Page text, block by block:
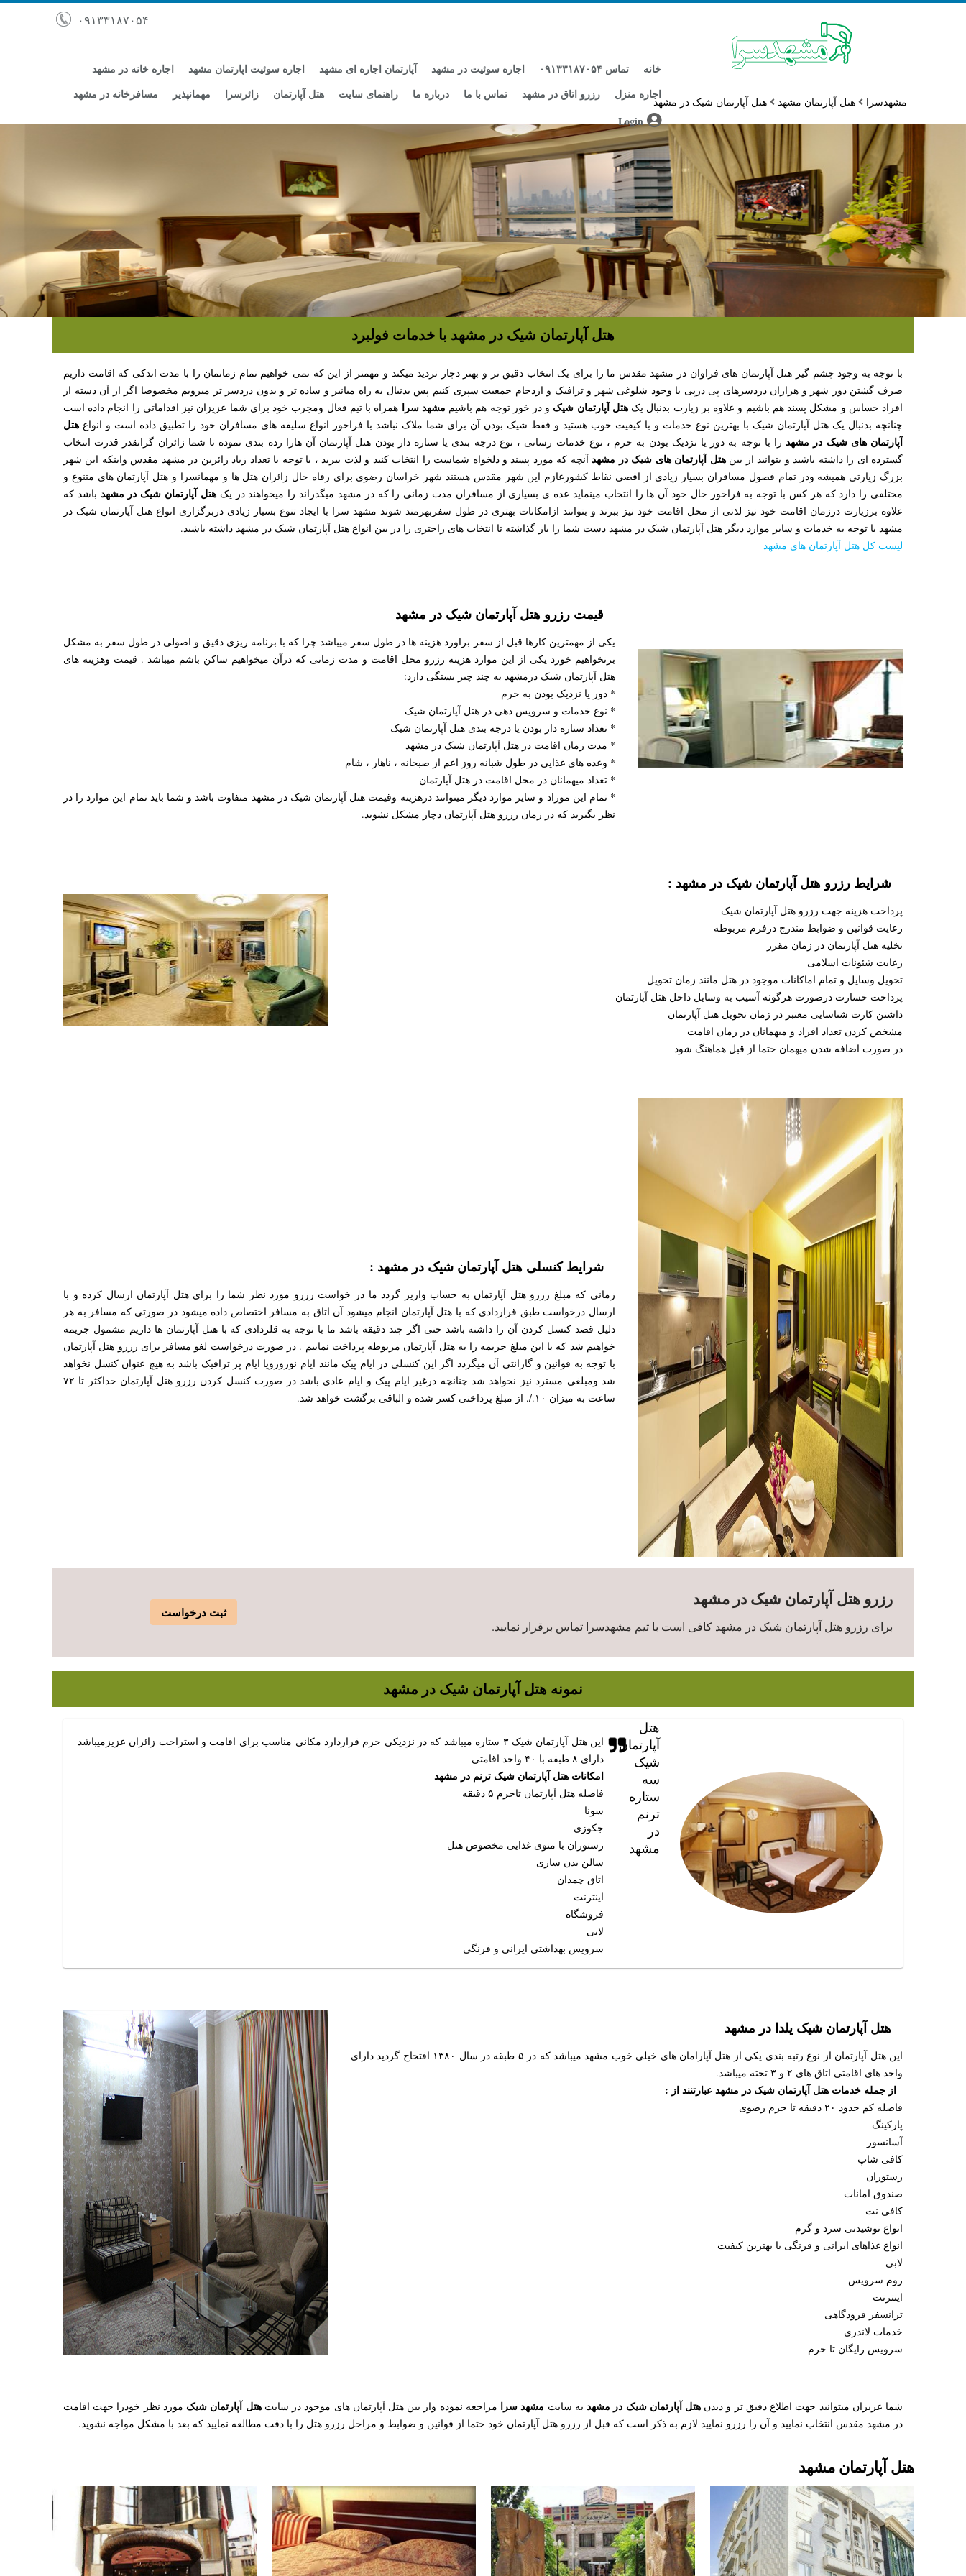
۰۹۱۳۳۱۸۷۰۵۴
خانه تماس ۰۹۱۳۳۱۸۷۰۵۴ اجاره سوئیت در مشهد آپارتمان اجاره ای مشهد اجاره سوئیت اپارتمان مشهد
اجاره خانه در مشهد
اجاره منزل
رزرو اتاق در مشهد تماس با ما درباره ما راهنمای سایت هتل آپارتمان زائرسرا مهمانپذیر
مسافرخانه در مشهد
Login
مشهدسرا هتل آپارتمان مشهد هتل آپارتمان شیک در مشهد
هتل آپارتمان شیک در مشهد با خدمات فولبرد
با توجه به وجود چشم گیر هتل آپارتمان های فراوان در مشهد مقدس ما را برای یک انتخاب دقیق تر و بهتر دچار تردید میکند و مهمتر از این که نمی خواهیم تمام زمانمان را با مدت اندکی که اقامت داریم
صرف گشتن دور شهر و هزاران دردسرهای پی درپی با وجود شلوغی شهر و ترافیک و ازدحام جمعیت سپری کنیم پس بدنبال یه راه میانبر و ساده تر و بدون دردسر تر میرویم مخصوصا اگر از آن دسته از
افراد حساس و مشکل پسند هم باشیم و علاوه بر زیارت بدنبال یکهتل آپارتمان شیک و در خور توجه هم باشیم مشهد سرا همراه با تیم فعال ومجرب خود برای شما عزیزان نیز اقداماتی را انجام داده است
چنانچه بدنبال یک هتل آپارتمان شیک با بهترین نوع خدمات و با کیفیت خوب هستید و فقط شیک بودن آن برای شما ملاک نباشد با فراخور انواع سلیقه های مسافران خود را تطبیق داده است و انواع هتل
آپارتمان های شیک در مشهد را با توجه به دور یا نزدیک بودن به حرم ، نوع خدمات رسانی ، نوع درجه بندی یا ستاره دار بودن هتل آپارتمان آن هارا رده بندی نموده تا شما زائران گرانقدر قدرت انتخاب
گسترده ای را داشته باشید و بتوانید از بینهتل آپارتمان های شیک در مشهدآنچه که مورد پسند و دلخواه شماست را انتخاب کنید و لذت ببرید ، با توجه با تعداد زیاد زائرین در مشهد مقدس واینکه این شهر
بزرگ زیارتی همیشه ودر تمام فصول مسافران بسیار زیادی از اقصی نقاط کشورعازم این شهر مقدس هستند شهر خراسان رضوی برای رفاه حال زائران هتل ها و مهمانسرا و هتل آپارتمان های متنوع و
مختلفی را دارد که هر کس با توجه به فراخور حال خود آن ها را انتخاب مینماید عده ی بسیاری از مسافران مدت زمانی را که در مشهد میگذراند را میخواهند در یکهتل آپارتمان شیک در مشهد باشد که
علاوه برزیارت درزمان اقامت خود نیز لذتی از محل اقامت خود نیز ببرند و بتوانند ازامکانات بهتری در طول سفربهرمند شوند مشهد سرا با ایجاد تنوع بسیار زیادی دربرگزاری انواع هتل آپارتمان شیک در
مشهد با توجه به خدمات و سایر موارد دیگر هتل آپارتمان شیک در مشهد دست شما را باز گذاشته تا انتخاب های راحتری را در بین انواع هتل آپارتمان شیک در مشهد داشته باشید.
لیست کل هتل آپارتمان های مشهد
قیمت رزرو هتل آپارتمان شیک در مشهد
یکی از مهمترین کارها قبل از سفر براورد هزینه ها در طول سفر میباشد چرا که با برنامه ریزی دقیق و اصولی در طول سفر به مشکل
برنخواهیم خورد یکی از این موارد هزینه رزرو محل اقامت و مدت زمانی که درآن میخواهیم ساکن باشم میباشد . قیمت وهزینه های
هتل آپارتمان شیک درمشهد به چند چیز بستگی دارد:
* دور یا نزدیک بودن به حرم
* نوع خدمات و سرویس دهی در هتل آپارتمان شیک
* تعداد ستاره دار بودن یا درجه بندی هتل آپارتمان شیک
* مدت زمان اقامت در هتل آپارتمان شیک در مشهد
* وعده های غذایی در طول شبانه روز اعم از صبحانه ، ناهار ، شام
* تعداد میهمانان در محل اقامت در هتل آپارتمان
* تمام این موراد و سایر موارد دیگر میتوانند درهزینه وقیمت هتل آپارتمان شیک در مشهد متفاوت باشد و شما باید تمام این موارد را در
نظر بگیرید که در زمان رزرو هتل آپارتمان دچار مشکل نشوید.
شرایط رزرو هتل آپارتمان شیک در مشهد :
پرداخت هزینه جهت رزرو هتل آپارتمان شیک
رعایت قوانین و ضوابط مندرج درفرم مربوطه
تخلیه هتل آپارتمان در زمان مقرر
رعایت شئونات اسلامی
تحویل وسایل و تمام اماکانات موجود در هتل مانند زمان تحویل
پرداخت خسارت درصورت هرگونه آسیب به وسایل داخل هتل آپارتمان
داشتن کارت شناسایی معتبر در زمان تحویل هتل آپارتمان
مشخص کردن تعداد افراد و میهمانان در زمان اقامت
در صورت اضافه شدن میهمان حتما از قبل هماهنگ شود
شرایط کنسلی هتل آپارتمان شیک در مشهد :
زمانی که مبلغ رزرو هتل آپارتمان به حساب واریز گردد ما در خواست رزرو مورد نظر شما را برای هتل آپارتمان ارسال کرده و با
ارسال درخواست طبق قراردادی که با هتل آپارتمان انجام میشود آن اتاق به مسافر اختصاص داده میشود در صورتی که مسافر به هر
دلیل قصد کنسل کردن آن را داشته باشد حتی اگر چند دقیقه باشد ما با توجه به قلردادی که با هتل آپارتمان ها داریم مشمول جریمه
خواهیم شد که با این مبلغ جریمه را به هتل آپارتمان مربوطه پرداخت نماییم . در صورت درخواست لغو مسافر برای رزرو هتل آپارتمان
با توجه به قوانین و گارانتی آن میگردد اگر این کنسلی در ایام پیک مانند ایام نوروزویا ایام پر ترافیک باشد به هیچ عنوان کنسل نخواهد
شد ومبلغی مسترد نیز نخواهد شد چنانچه درغیر ایام پیک و ایام عادی باشد در صورت کنسل کردن رزرو هتل آپارتمان حداکثر تا ۷۲
ساعت به میزان ۱۰./. از مبلغ پرداختی کسر شده و الباقی برگشت خواهد شد.
رزرو هتل آپارتمان شیک در مشهد
برای رزرو هتل آپارتمان شیک در مشهد کافی است با تیم مشهدسرا تماس برقرار نمایید.
ثبت درخواست
نمونه هتل آپارتمان شیک در مشهد
هتل
آپارتمان
شیک
سه
ستاره
ترنم
در
مشهد
این هتل آپارتمان شیک ۳ ستاره میباشد که در نزدیکی حرم قراردارد مکانی مناسب برای اقامت و استراحت زائران عزیزمیباشد
دارای ۸ طبقه با ۴۰ واحد اقامتی
امکانات هتل آپارتمان شیک ترنم در مشهد
فاصله هتل آپارتمان تاحرم ۵ دقیقه
سونا
جکوزی
رستوران با منوی غذایی مخصوص هتل
سالن بدن سازی
اتاق چمدان
اینترنت
فروشگاه
لابی
سرویس بهداشتی ایرانی و فرنگی
هتل آپارتمان شیک یلدا در مشهد
این هتل آپارتمان از نوع رتبه بندی یکی از هتل آپارامان های خیلی خوب مشهد میباشد که در ۵ طبقه در سال ۱۳۸۰ افتحاح گردید دارای
واحد های اقامتی اتاق های ۲ و ۳ تخته میباشد.
از جمله خدمات هتل آپارتمان شیک در مشهد عبارتنند از :
فاصله کم حدود ۲۰ دقیقه تا حرم رضوی
پارکینگ
آسانسور
کافی شاپ
رستوران
صندوق امانات
کافی نت
انواع نوشیدنی سرد و گرم
انواع غذاهای ایرانی و فرنگی با بهترین کیفیت
لابی
روم سرویس
اینترنت
ترانسفر فرودگاهی
خدمات لاندری
سرویس رایگان تا حرم
شما عزیزان میتوانید جهت اطلاع دقیق تر و دیدنهتل آپارتمان شیک در مشهدبه سایت مشهد سرا مراجعه نموده واز بین هتل آپارتمان های موجود در سایتهتل آپارتمان شیک مورد نظر خودرا جهت اقامت
در مشهد مقدس انتخاب نمایید و آن را رزرو نمایید لازم به ذکر است که قبل از رزرو هتل آپارتمان خود حتما از قوانین و ضوابط و مراحل رزرو هتل را با دقت مطالعه نمایید که بعد با مشکل مواجه نشوید.
هتل آپارتمان مشهد